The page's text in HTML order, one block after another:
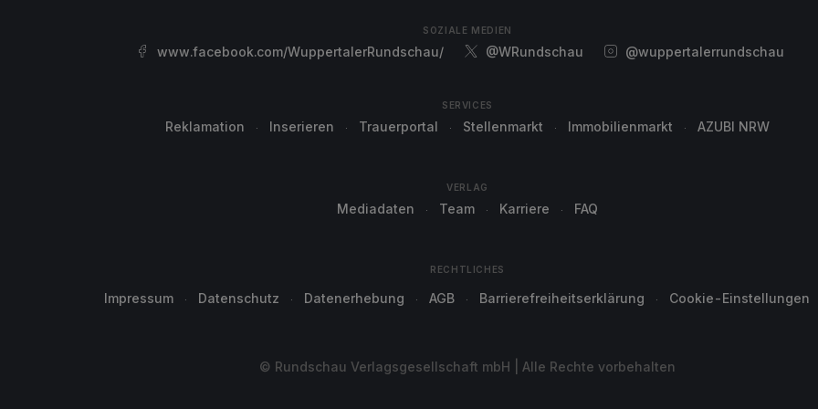
SOZIALE MEDIEN
www.facebook.com/WuppertalerRundschau/ @WRundschau @wuppertalerrundschau
SERVICES
Reklamation Inserieren Trauerportal Stellenmarkt Immobilienmarkt AZUBI NRW
VERLAG
Mediadaten Team Karriere FAQ
RECHTLICHES
Impressum Datenschutz Datenerhebung AGB Barrierefreiheitserklärung Cookie-Einstellungen
© Rundschau Verlagsgesellschaft mbH | Alle Rechte vorbehalten